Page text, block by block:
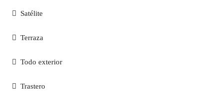
Satélite
Terraza
Todo exterior
Trastero